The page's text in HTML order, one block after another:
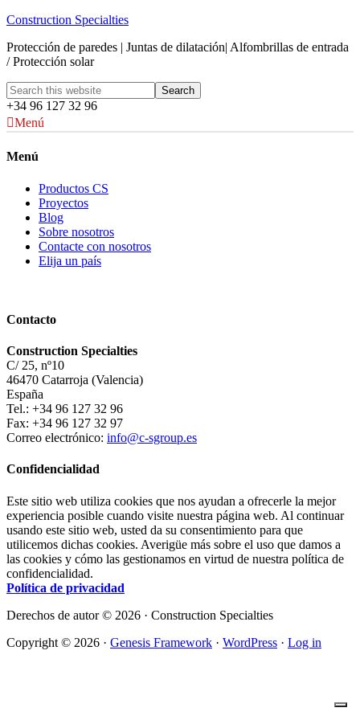
Construction Specialties
Protección de paredes | Juntas de dilatación| Alfombrillas de entrada
/ Protección solar
+34 96 127 32 96
Menú
Menú
Productos CS
Proyectos
Blog
Sobre nosotros
Contacte con nosotros
Elija un país
Contacto
Construction Specialties
C/ 25, nº10
46470 Catarroja (Valencia)
España
Tel.: +34 96 127 32 96
Fax: +34 96 127 32 97
Correo electrónico: info@c-sgroup.es
Confidencialidad
Este sitio web utiliza cookies que nos ayudan a ofrecerle la mejor
experiencia posible cuando visite nuestra página web. Al continuar
usando este sitio web, usted da su consentimiento para que
utilicemos dichas cookies. Averigüe más sobre el uso que damos a
las cookies y cómo las gestionamos en virtud de nuestra política de
confidencialidad.
Política de privacidad
Derechos de autor © 2026 · Construction Specialties
Copyright © 2026 · Genesis Framework · WordPress · Log in